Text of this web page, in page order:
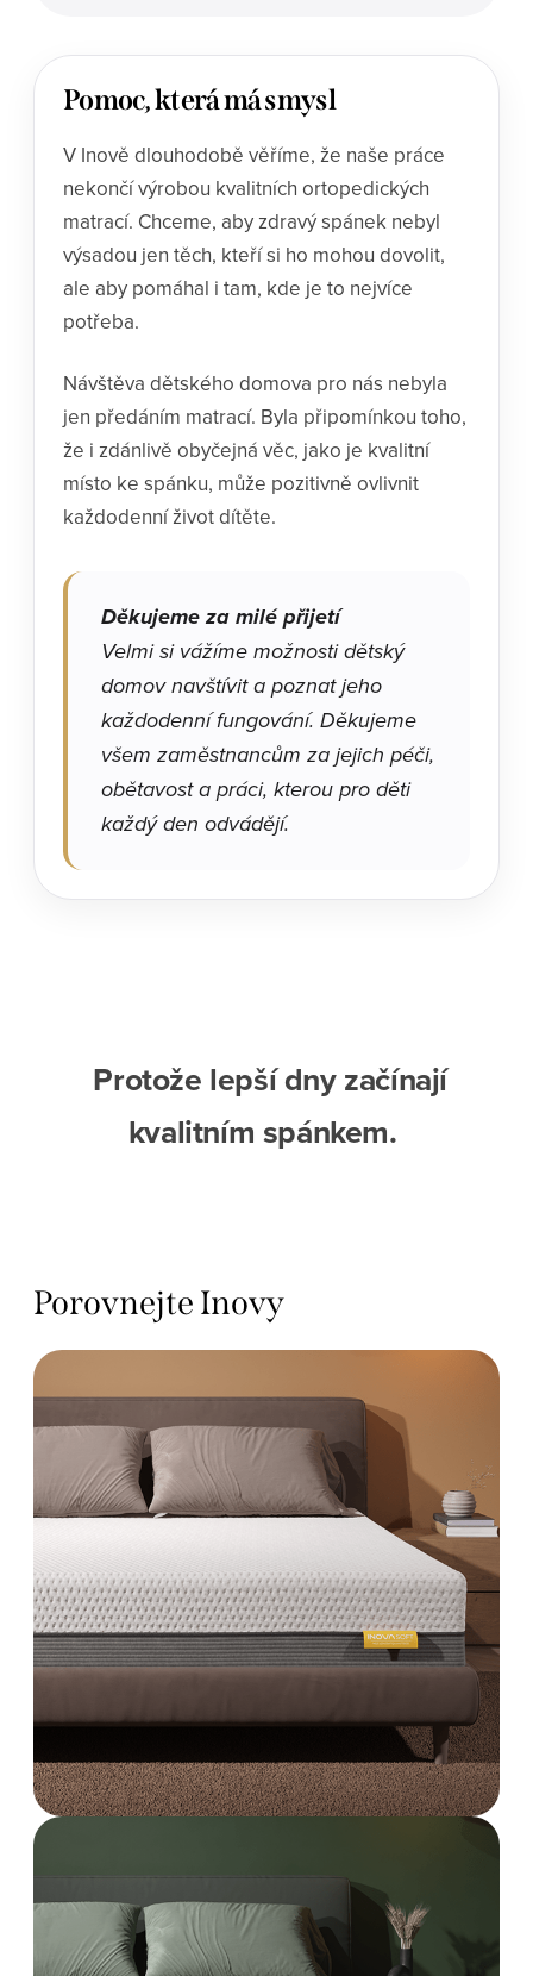
Pomoc, která má smysl
V Inově dlouhodobě věříme, že naše práce
nekončí výrobou kvalitních ortopedických
matrací. Chceme, aby zdravý spánek nebyl
výsadou jen těch, kteří si ho mohou dovolit,
ale aby pomáhal i tam, kde je to nejvíce
potřeba.
Návštěva dětského domova pro nás nebyla
jen předáním matrací. Byla připomínkou toho,
že i zdánlivě obyčejná věc, jako je kvalitní
místo ke spánku, může pozitivně ovlivnit
každodenní život dítěte.
Děkujeme za milé přijetí
Velmi si vážíme možnosti dětský
domov navštívit a poznat jeho
každodenní fungování. Děkujeme
všem zaměstnancům za jejich péči,
obětavost a práci, kterou pro děti
každý den odvádějí.
Protože lepší dny začínají
kvalitním spánkem.
Porovnejte Inovy